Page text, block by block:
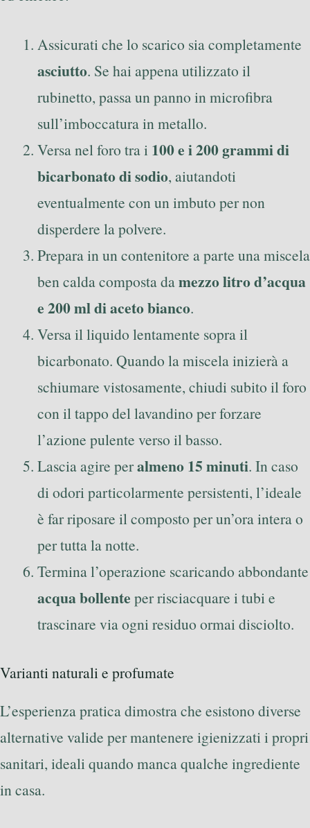
Assicurati che lo scarico sia completamente
asciutto. Se hai appena utilizzato il
rubinetto, passa un panno in microfibra
sull’imboccatura in metallo.
Versa nel foro tra i 100 e i 200 grammi di
bicarbonato di sodio, aiutandoti
eventualmente con un imbuto per non
disperdere la polvere.
Prepara in un contenitore a parte una miscela
ben calda composta damezzo litro d’acqua
e 200 ml di aceto bianco.
Versa il liquido lentamente sopra il
bicarbonato. Quando la miscela inizierà a
schiumare vistosamente, chiudi subito il foro
con il tappo del lavandino per forzare
l’azione pulente verso il basso.
Lascia agire peralmeno 15 minuti. In caso
di odori particolarmente persistenti, l’ideale
è far riposare il composto per un’ora intera o
per tutta la notte.
Termina l’operazione scaricando abbondante
acqua bollente per risciacquare i tubi e
trascinare via ogni residuo ormai disciolto.
Varianti naturali e profumate
L’esperienza pratica dimostra che esistono diverse
alternative valide per mantenere igienizzati i propri
sanitari, ideali quando manca qualche ingrediente
in casa.